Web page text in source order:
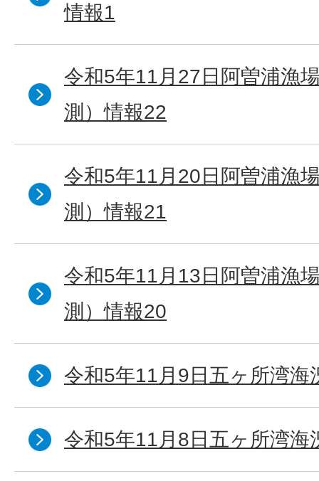
情報1
令和5年11月27日阿曽浦漁
測）情報22
令和5年11月20日阿曽浦漁
測）情報21
令和5年11月13日阿曽浦漁
測）情報20
令和5年11月9日五ヶ所湾海
令和5年11月8日五ヶ所湾海